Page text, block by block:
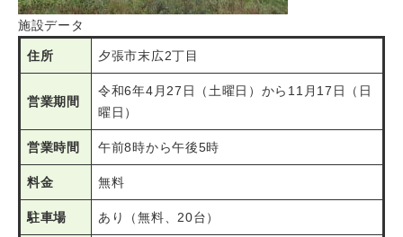
施設データ
住所 夕張市末広2丁目
営業期間
令和6年4月27日（土曜日）から11月17日（日
曜日）
営業時間 午前8時から午後5時
料金 無料
駐車場 あり（無料、20台）